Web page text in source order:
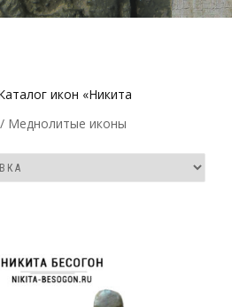
икон «Никита
/ Меднолитые иконы